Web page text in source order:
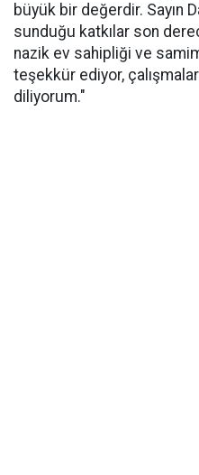
büyük bir değerdir. Sayın
sunduğu katkılar son
nazik ev sahipliği ve
teşekkür ediyor,
diliyorum."